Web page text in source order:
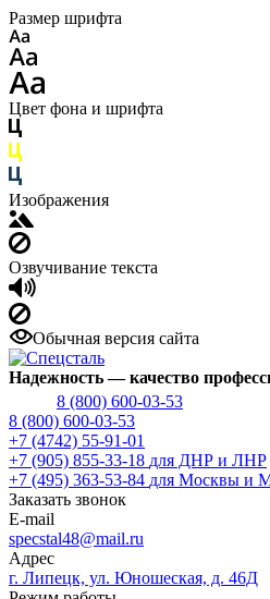
Размер шрифта
Цвет фона и шрифта
Изображения
Озвучивание текста
Обычная версия сайта
Надежность— качество
8 (800) 600-03-53
8 (800) 600-03-53
+7 (4742) 55-91-01
+7 (905) 855-33-18 для ДНР и ЛНР
+7 (495) 363-53-84 для Москвы и
Заказать звонок
E-mail
specstal48@mail.ru
Адрес
г. Липецк, ул. Юношеская, д. 46Д